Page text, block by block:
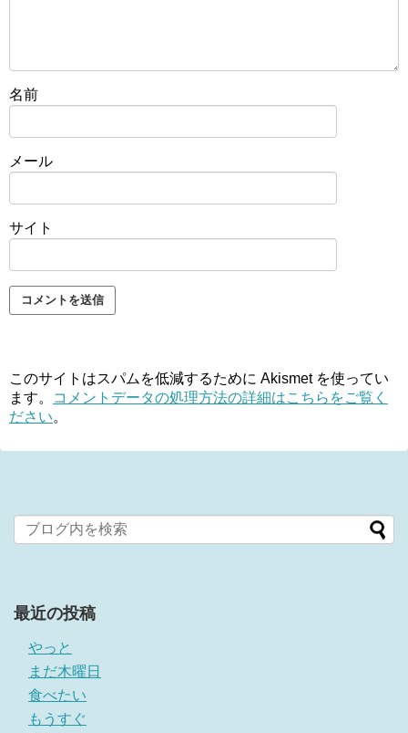
名前
メール
サイト
このサイトはスパムを低減するために Akismet を使ってい
ます。
コメントデータの処理方法の詳細はこちらをご覧く
ださい。
最近の投稿
やっと
まだ木曜日
食べたい
もうすぐ